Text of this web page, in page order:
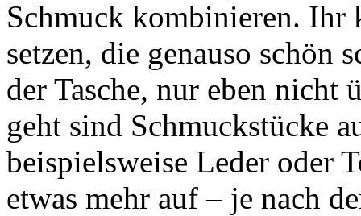
Schmuck kombinieren. Ihr
setzen, die genauso schön
der Tasche, nur eben nicht
geht sind Schmuckstücke
beispielsweise Leder oder
etwas mehr auf – je nach